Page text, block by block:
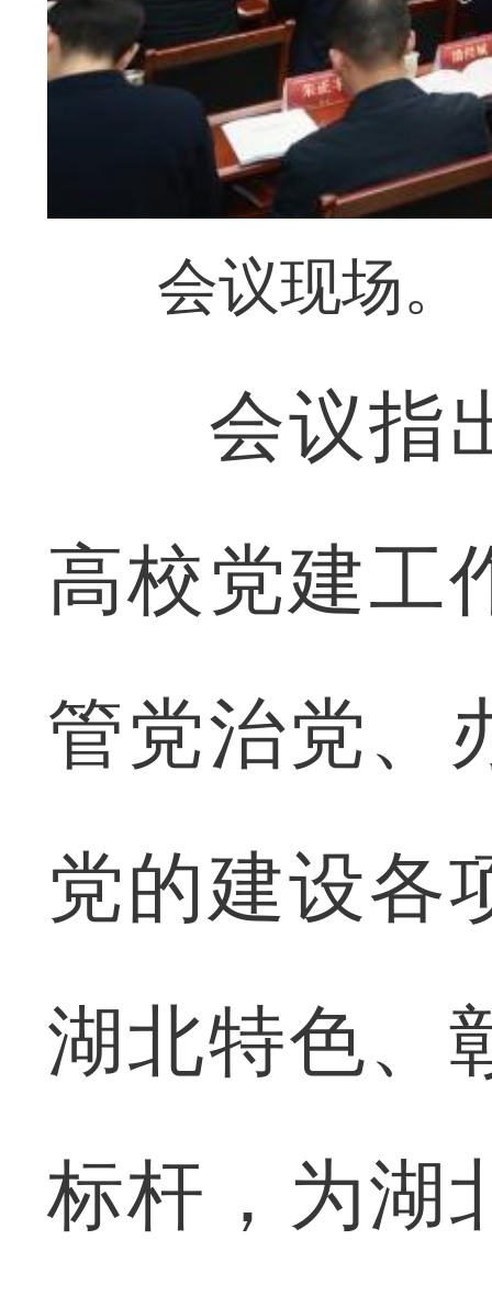
会议现场。
会议指出
高校党建工
管党治党、
党的建设各
湖北特色、
标杆，为湖